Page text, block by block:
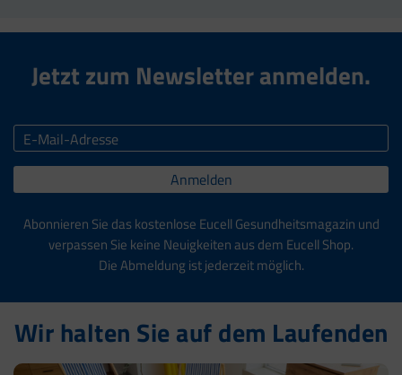
Jetzt zum Newsletter anmelden.
Anmelden
Abonnieren Sie das kostenlose Eucell Gesundheitsmagazin und
verpassen Sie keine Neuigkeiten aus dem Eucell Shop.
Die Abmeldung ist jederzeit möglich.
Wir halten Sie auf dem Laufenden